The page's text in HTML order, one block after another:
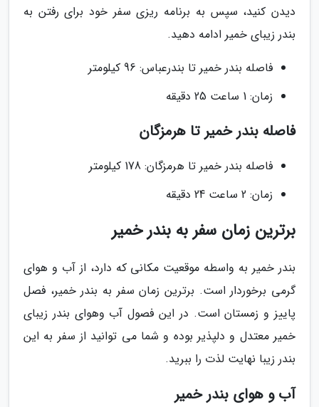
دیدن کنید، سپس به برنامه ریزی سفر خود برای رفتن به
بندر زیبای خمیر ادامه دهید.
فاصله بندر خمیر تا بندرعباس: 96 کیلومتر
زمان: 1 ساعت 25 دقیقه
فاصله بندر خمیر تا هرمزگان
فاصله بندر خمیر تا هرمزگان: 178 کیلومتر
زمان: 2 ساعت 24 دقیقه
برترین زمان سفر به بندر خمیر
بندر خمیر به واسطه موقعیت مکانی که دارد، از آب و هوای
گرمی برخوردار است. برترین زمان سفر به بندر خمیر، فصل
پاییز و زمستان است. در این فصول آب وهوای بندر زیبای
خمیر معتدل و دلپذیر بوده و شما می توانید از سفر به این
بندر زیبا نهایت لذت را ببرید.
آب و هوای بندر خمیر